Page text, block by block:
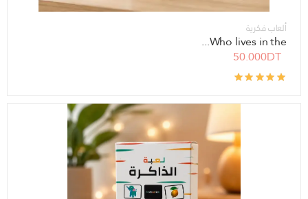
ألعاب فكرية
Who lives in the...
50.000DT